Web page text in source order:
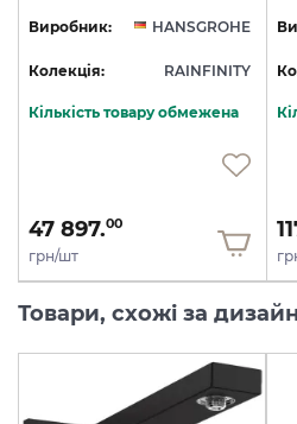
Виробник: HANSGROHE
Колекція: RAINFINITY
Кількість товару обмежена
47 897.00
грн/шт
Товари, схожі за